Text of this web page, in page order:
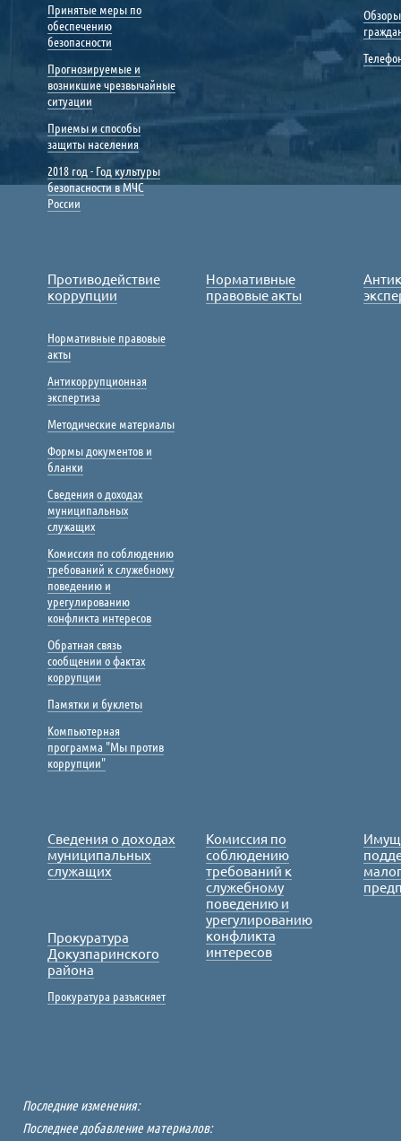
Принятые меры по
обеспечению
безопасности
Прогнозируемые и
возникшие чрезвычайные
ситуации
Приемы и способы
защиты населения
2018 год - Год культуры
безопасности в МЧС
России
Противодействие
коррупции
Нормативные правовые
акты
Антикоррупционная
экспертиза
Методические материалы
Формы документов и
бланки
Сведения о доходах
муниципальных
служащих
Комиссия по соблюдению
требований к служебному
поведению и
урегулированию
конфликта интересов
Обратная связь
сообщении о фактах
коррупции
Памятки и буклеты
Компьютерная
программа "Мы против
коррупции"
Нормативные
правовые акты
Сведения о доходах
муниципальных
служащих
Комиссия по
соблюдению
требований к
служебному
поведению и
урегулированию
конфликта
интересов
Прокуратура
Докузпаринского
района
Прокуратура разъясняет
Последние изменения:
Последнее добавление материалов: